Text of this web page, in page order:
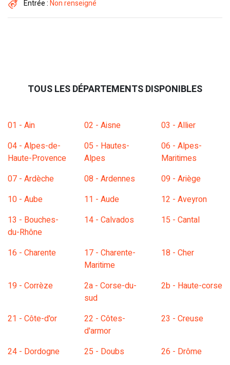
Entrée :Non renseigné
TOUS LES DÉPARTEMENTS DISPONIBLES
01 - Ain 02 - Aisne
03 - Allier
04 - Alpes-de-
Haute-Provence
05 - Hautes-
Alpes
06 - Alpes-
Maritimes
07 - Ardèche
08 - Ardennes
09 - Ariège
10 - Aube
11 - Aude
12 - Aveyron
13 - Bouches-
du-Rhône
14 - Calvados 15 - Cantal
16 - Charente
17 - Charente-
Maritime
18 - Cher
19 - Corrèze
2a - Corse-du-
sud
2b - Haute-corse
21 - Côte-d'or
22 - Côtes-
d'armor
23 - Creuse
24 - Dordogne 25 - Doubs
26 - Drôme